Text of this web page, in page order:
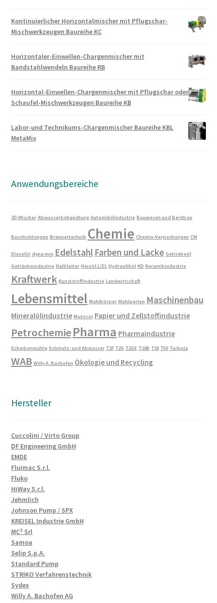
Kontinuierlicher Horizontalmischer mit Pflugschar-
Mischwerkzeugen Baureihe KC
Horizontaler-Einwellen-Chargenmischer mit
Bandstahlwendeln Baureihe RB
Horizontal-Einwellen-Chargenmischer mit Pflugschar oder
Schaufel-Mischwerkzeugen Baureihe KB
Labor-und Technikums-Chargenmischer Baureihe KBL
MetaMix
Anwendungsbereiche
3D-Mischer Abwasserbehandlung Automibilindustrie Bauwesen und Bergbau
Beschichtungen Brennertechnik Chemie Chemie-Verpackungen CM
Dieselöl dyna-mix Edelstahl Farben und Lacke Getriebeöl
Getränkeindustrie Halbleiter Heizöl L/EL Hydrauliköl KD Keramikindustrie
Kraftwerk Kunststoffindustrie Landwirtschaft
Lebensmittel Mahlkörper Mahlperlen Maschinenbau
Mineralölindustrie Motoröl Papier und Zellstoffindustrie
PetrochemiePharma Pharmaindustrie
Scheibenmühle Schmutz- und Abwasser T2F T2G T2GE T10B T30 T50 Turbula
WAB Willy A. Bachofen Ökologie und Recycling
Hersteller
Cuccolini / Virto Group
DF Engineering GmbH
EMDE
Fluimac S.r.l.
Fluko
HiWay S.r.l.
Jehmlich
Johnson Pump / SPX
KREISEL Industrie GmbH
MC² Srl
Samoa
Selip S.p.A.
Standard Pump
STRIKO Verfahrenstechnik
Sydex
Willy A. Bachofen AG